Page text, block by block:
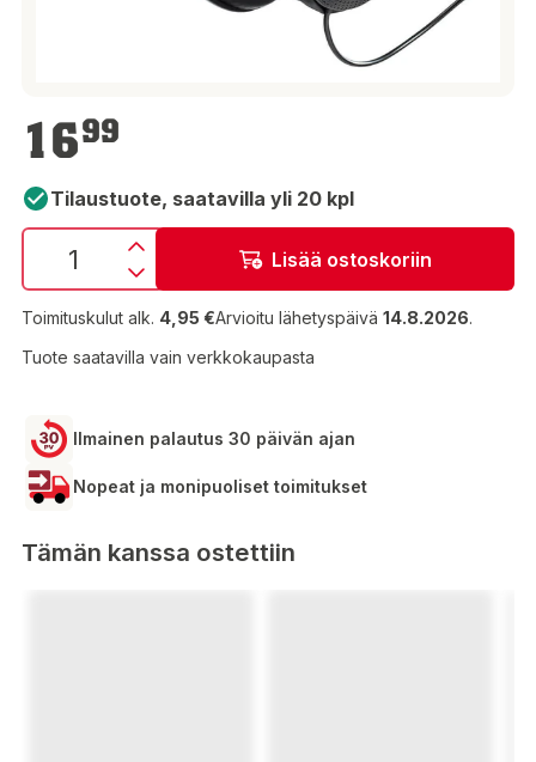
16,99 €
1699
Tilaustuote, saatavilla yli 20 kpl
Lisää ostoskoriin
Toimituskulut alk. 4,95 €Arvioitu lähetyspäivä 14.8.2026.
Tuote saatavilla vain verkkokaupasta
Ilmainen palautus 30 päivän ajan
Nopeat ja monipuoliset toimitukset
Tämän kanssa ostettiin